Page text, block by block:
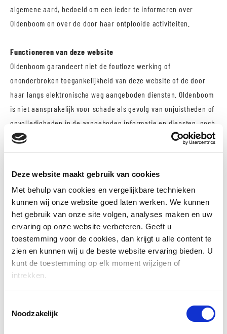
Deze website maakt gebruik van cookies
Met behulp van cookies en vergelijkbare technieken
kunnen wij onze website goed laten werken. We kunnen
het gebruik van onze site volgen, analyses maken en uw
ervaring op onze website verbeteren. Geeft u
toestemming voor de cookies, dan krijgt u alle content te
zien en kunnen wij u de beste website ervaring bieden. U
kunt de toestemming op elk moment wijzigen of
intrekken.
Noodzakelijk
algemene aard, bedoeld om een ieder te informeren over
Oldenboom en over de door haar ontplooide activiteiten.
Functioneren van deze website
Oldenboom garandeert niet de foutloze werking of
ononderbroken toegankelijkheid van deze website of de door
haar langs elektronische weg aangeboden diensten. Oldenboom
is niet aansprakelijk voor schade als gevolg van onjuistheden of
onvolledigheden in de aangeboden informatie en diensten, noch
voor schade die het gevolg is van problemen veroorzaakt door,
of inherent aan het verspreiden van informatie via het internet,
in het verstrekken van informatie door Oldenboom middels deze
website of anderszins langs elektronische weg.
Verwijzingen en hyperlinks
Verwijzingen naar of hyperlinks met andere websites dienen
alleen ter informatie van de gebruiker. Oldenboom aanvaardt
geen verantwoordelijkheid voor de inhoud van internetsites
waarnaar of waarvan met een hyperlink of anderszins wordt
verwezen. Oldenboom behoudt zich het recht voor om iedere link
of een desbetreffend programma op enig moment te beëindigen.